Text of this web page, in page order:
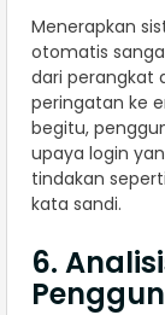
Menerapkan
otomatis
dari perangkat
peringatan ke
begitu,
upaya login
tindakan seperti
kata sandi.
6.